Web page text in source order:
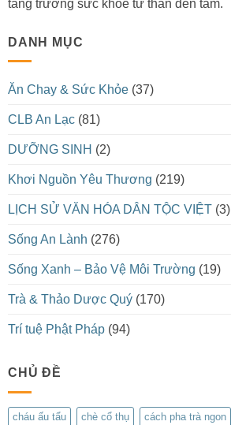
tăng trưởng sức khỏe từ thân đến tâm.
DANH MỤC
Ăn Chay & Sức Khỏe (37)
CLB An Lạc (81)
DƯỠNG SINH (2)
Khơi Nguồn Yêu Thương (219)
LỊCH SỬ VĂN HÓA DÂN TỘC VIỆT (3)
Sống An Lành (276)
Sống Xanh – Bảo Vệ Môi Trường (19)
Trà & Thảo Dược Quý (170)
Trí tuệ Phật Pháp (94)
CHỦ ĐỀ
cháu ấu tẩu chè cổ thụ cách pha trà ngon